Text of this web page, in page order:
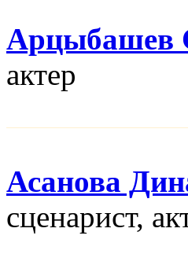
Арцыбашев
актер
Асанова
сценарист,